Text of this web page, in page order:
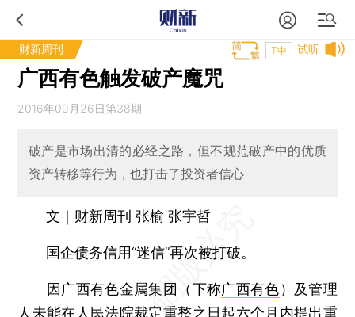
财新周刊 试听
T中
广西有色触发破产魔咒
2016年09月26日第38期
破产是市场出清的必经之路，但不规范破产中的优质
资产转移等行为，也打击了投资者信心
文｜财新周刊 张榆 张宇哲
国企债务信用“迷信”再次被打破。
因广西有色金属集团（下称广西有色）及管理
人未能在人民法院裁定重整之日起六个月内提出重